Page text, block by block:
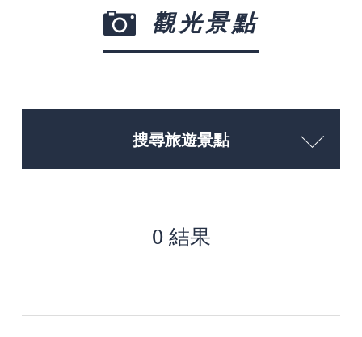
觀光景點
搜尋旅遊景點
0 結果